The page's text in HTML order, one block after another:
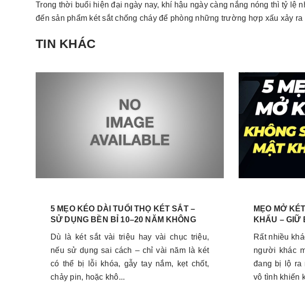
Trong thời buổi hiện đại ngày nay, khí hậu ngày càng nắng nóng thì tỷ
đến sản phẩm két sắt chống cháy để phòng những trường hợp xấu xảy ra
TIN KHÁC
5 MẸO KÉO DÀI TUỔI THỌ KÉT SẮT –
SỬ DỤNG BỀN BỈ 10–20 NĂM KHÔNG
Dù là két sắt vài triệu hay vài chục triệu,
nếu sử dụng sai cách – chỉ vài năm là két
có thể bị lỗi khóa, gẫy tay nắm, kẹt chốt,
chảy pin, hoặc khô...
MẸO MỞ
KHẨU – GIỮ
Rất nhiều
người khác
đang bị lộ ra
vô tình khiến